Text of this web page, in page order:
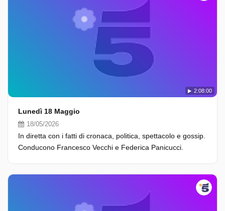
2:08:00
Lunedì 18 Maggio
18/05/2026
In diretta con i fatti di cronaca, politica, spettacolo e gossip.
Conducono Francesco Vecchi e Federica Panicucci.